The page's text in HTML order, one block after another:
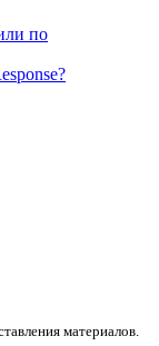
по
материалов.